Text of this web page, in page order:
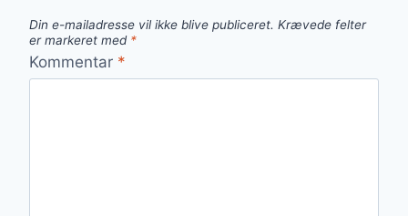
Din e-mailadresse vil ikke blive publiceret. Krævede felter
er markeret med *
Kommentar *